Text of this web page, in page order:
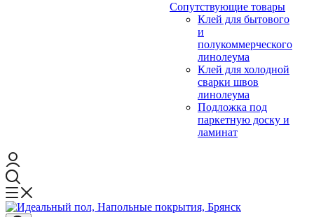
Сопутствующие товары
Клей для бытового
и
полукоммерческого
линолеума
Клей для холодной
сварки швов
линолеума
Подложка под
паркетную доску и
ламинат